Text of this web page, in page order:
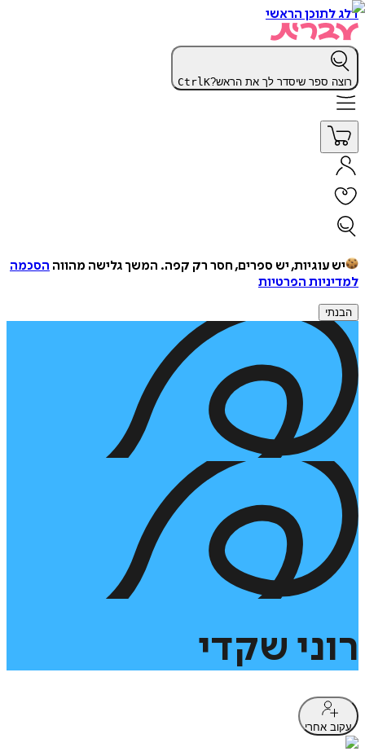
דלג לתוכן הראשי
רוצה ספר שיסדר לך את הראש? CtrlK
יש עוגיות, יש ספרים, חסר רק קפה. המשך גלישה מהווה הסכמה
למדיניות הפרטיות
הבנתי
רוני שקדי
עקוב אחרי